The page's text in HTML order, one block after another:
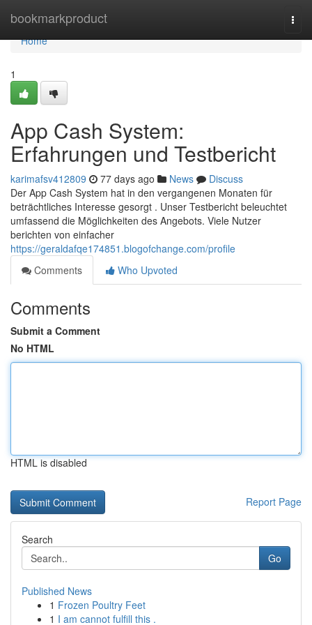
bookmarkproduct
Home
Home
1
App Cash System:
Erfahrungen und Testbericht
karimafsv412809 77 days ago News
Discuss
Der App Cash System hat in den vergangenen Monaten für
beträchtliches Interesse gesorgt . Unser Testbericht beleuchtet
umfassend die Möglichkeiten des Angebots. Viele Nutzer
berichten von einfacher
https://geraldafqe174851.blogofchange.com/profile
Comments
Who Upvoted
Comments
Submit a Comment
No HTML
HTML is disabled
Report Page
Search
Go
Published News
1 Frozen Poultry Feet
1 I am cannot fulfill this .